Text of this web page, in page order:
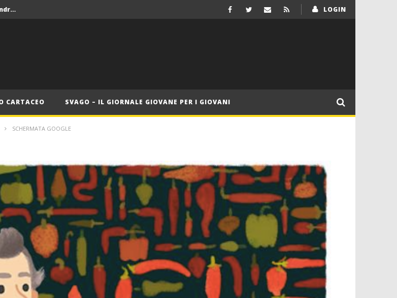
Crolla il monopolio Siae con alleanza Soundreef – LEA
Crolla il monopolio Siae con alleanza Soundreef – LEA
LOGIN
CARTACEO SVAGO – IL GIORNALE GIOVANE PER I GIOVANI
SCHERMATA GOOGLE